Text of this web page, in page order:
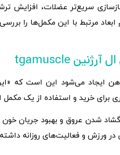
سریع‌تر عضلات،
مرتبط با این مکمل‌ها را
ایجاد می‌شود این است که
برای خرید و استفاده از یک
شدن عروق و بهبود جریان
ورزش و فعالیت‌های روزانه